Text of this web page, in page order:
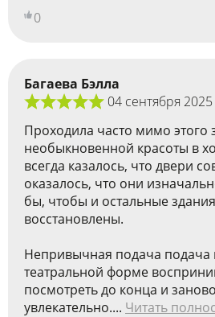
0
Багаева Бэлла
04 сентября 2025
Проходила часто мимо этого
необыкновенной красоты в
всегда казалось, что двери
оказалось, что они
бы, чтобы и остальные
восстановлены.
Непривычная подача
театральной форме
посмотреть до конца и
увлекательно.... Читать